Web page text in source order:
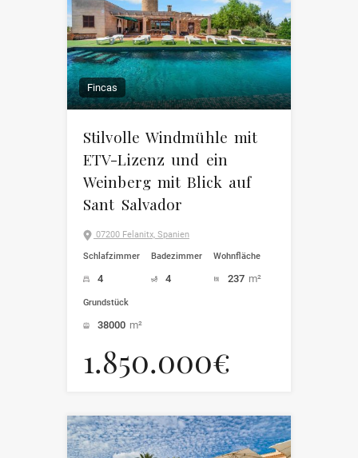
Fincas
Stilvolle Windmühle mit
ETV-Lizenz und ein
Weinberg mit Blick auf
Sant Salvador
07200 Felanitx, Spanien
Schlafzimmer
4
Badezimmer
4
Wohnfläche
237 m²
Grundstück
38000 m²
1.850.000€